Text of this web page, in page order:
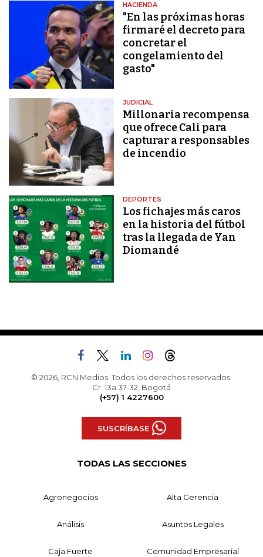
HACIENDA
"En las próximas horas
firmaré el decreto para
concretar el
congelamiento del
gasto"
JUDICIAL
Millonaria recompensa
que ofrece Cali para
capturar a responsables
de incendio
DEPORTES
Los fichajes más caros
en la historia del fútbol
tras la llegada de Yan
Diomandé
© 2026, RCN Medios. Todos los derechos reservados.
Cr. 13a 37-32, Bogotá
(+57) 1 4227600
SUSCRÍBASE
TODAS LAS SECCIONES
Agronegocios Alta Gerencia
Análisis Asuntos Legales
Caja Fuerte Comunidad Empresarial